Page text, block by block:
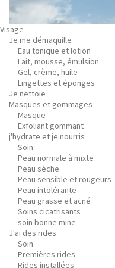
Visage
Je me démaquille
Eau tonique et lotion
Lait, mousse, émulsion
Gel, crème, huile
Lingettes et éponges
Je nettoie
Masques et gommages
Masque
Exfoliant gommant
j'hydrate et je nourris
Soin
Peau normale à mixte
Peau sèche
Peau sensible et rougeurs
Peau intolérante
Peau grasse et acné
Soins cicatrisants
soin bonne mine
J'ai des rides
Soin
Premières rides
Rides installées